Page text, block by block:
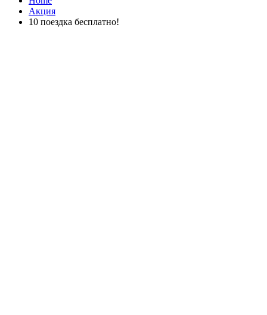
Акция
10 поездка бесплатно!